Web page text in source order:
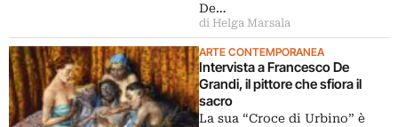
De…
di Helga Marsala
ARTE CONTEMPORANEA
Intervista a Francesco De
Grandi, il pittore che sfiora il
sacro
La sua “Croce di Urbino” è